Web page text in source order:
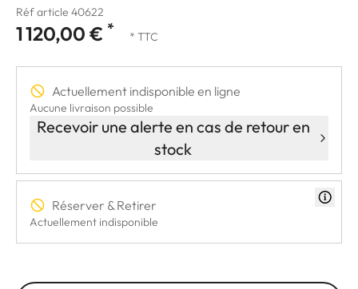
Réf article 40622
1 120,00 € * * TTC
Actuellement indisponible en ligne
Aucune livraison possible
Recevoir une alerte en cas de retour en
stock
Réserver & Retirer
Actuellement indisponible